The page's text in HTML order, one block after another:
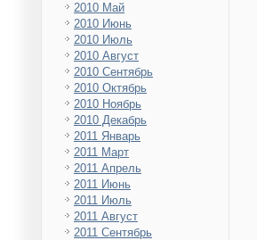
2010 Май
2010 Июнь
2010 Июль
2010 Август
2010 Сентябрь
2010 Октябрь
2010 Ноябрь
2010 Декабрь
2011 Январь
2011 Март
2011 Апрель
2011 Июнь
2011 Июль
2011 Август
2011 Сентябрь